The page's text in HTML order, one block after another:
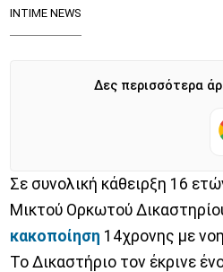
INTIME NEWS
Δες περισσότερα
Σε συνολική κάθειρξη 16
Μικτού Ορκωτού
κακοποίηση 14χρονης με
Το Δικαστήριο τον έκρινε